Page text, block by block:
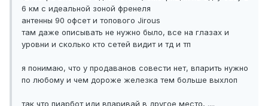
6 км с идеальной зоной френеля
антенны 90 офсет и топового Jirous
там даже описывать не нужно было, все на глазах и
уровни и сколько кто сетей видит и тд и тп
я понимаю, что у продаванов совести нет, впарить нужно
по любому и чем дороже железка тем больше выхлоп
так что пиарбот иди впаривай в другое место, ....